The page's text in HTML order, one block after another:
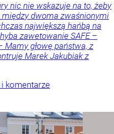
nic nie wskazuje na to, żeby
dwoma zwaśnionymi
największą hańbą na
zawetowanie SAFE –
Mamy głowę państwa, z
Marek Jakubiak z
i komentarze